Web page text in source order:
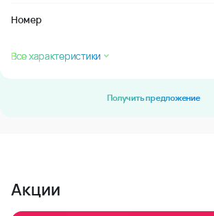
Номер
Все характеристики
Получить предложение
Акции